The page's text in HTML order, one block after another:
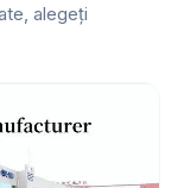
alegeți